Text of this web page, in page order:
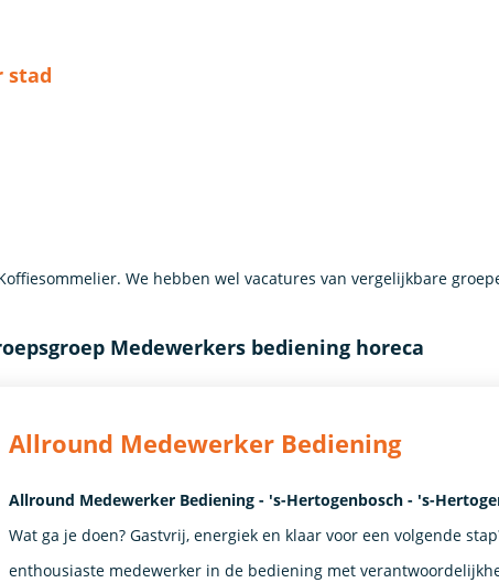
stad
We hebben wel vacatures van vergelijkbare
Medewerkers bediening horeca
Allround Medewerker Bediening
Allround Medewerker Bediening - 's-Hertogenbosch - 's-
Wat ga je doen? Gastvrij, energiek en klaar voor een volgende
enthousiaste medewerker in de bediening met